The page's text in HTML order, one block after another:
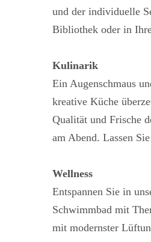
und der individuelle
Bibliothek oder in
Kulinarik
Ein Augenschmaus
kreative Küche
Qualität und Frische
am Abend. Lassen
Wellness
Entspannen Sie in
Schwimmbad mit
mit modernster